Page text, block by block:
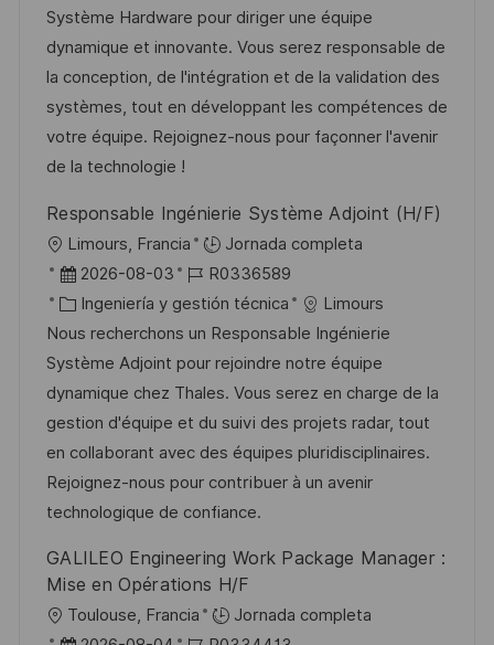
n
c
i
ó
n
a
d
e
p
u
b
i
c
a
c
i
ó
n
e
m
p
l
e
o
e
g
o
r
í
a
Système Hardware pour diriger une équipe
dynamique et innovante. Vous serez responsable de
la conception, de l'intégration et de la validation des
systèmes, tout en développant les compétences de
votre équipe. Rejoignez-nous pour façonner l'avenir
de la technologie !
Responsable Ingénierie Système Adjoint (H/F)
U
b
c
a
c
i
ó
n
Limours, Francia
Jornada completa
F
e
c
h
a
d
e
p
u
l
2026-08-03
I
D
d
e
e
m
p
l
e
R0336589
C
a
t
e
g
o
r
í
Ingeniería y gestión técnica
Limours
Nous recherchons un Responsable Ingénierie
Système Adjoint pour rejoindre notre équipe
dynamique chez Thales. Vous serez en charge de la
gestion d'équipe et du suivi des projets radar, tout
en collaborant avec des équipes pluridisciplinaires.
Rejoignez-nous pour contribuer à un avenir
technologique de confiance.
GALILEO Engineering Work Package Manager :
Mise en Opérations H/F
U Toulouse, Francia
Jornada completa